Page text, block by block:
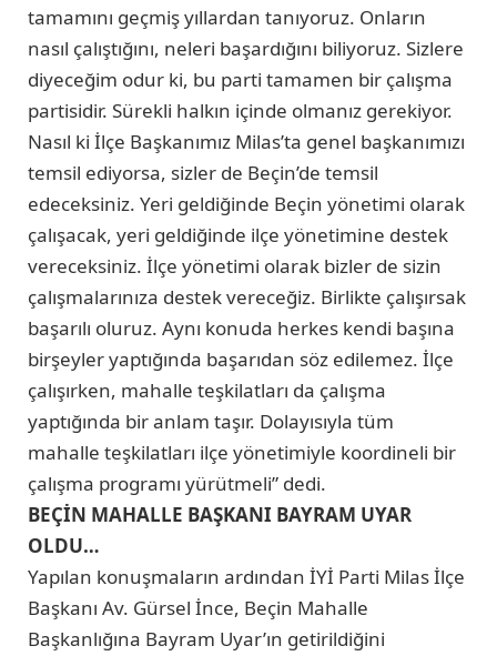
tamamını geçmiş yıllardan tanıyoruz. Onların
nasıl çalıştığını, neleri başardığını biliyoruz. Sizlere
diyeceğim odur ki, bu parti tamamen bir çalışma
partisidir. Sürekli halkın içinde olmanız gerekiyor.
Nasıl ki İlçe Başkanımız Milas’ta genel başkanımızı
temsil ediyorsa, sizler de Beçin’de temsil
edeceksiniz. Yeri geldiğinde Beçin yönetimi olarak
çalışacak, yeri geldiğinde ilçe yönetimine destek
vereceksiniz. İlçe yönetimi olarak bizler de sizin
çalışmalarınıza destek vereceğiz. Birlikte çalışırsak
başarılı oluruz. Aynı konuda herkes kendi başına
birşeyler yaptığında başarıdan söz edilemez. İlçe
çalışırken, mahalle teşkilatları da çalışma
yaptığında bir anlam taşır. Dolayısıyla tüm
mahalle teşkilatları ilçe yönetimiyle koordineli bir
çalışma programı yürütmeli” dedi.
BEÇİN MAHALLE BAŞKANI BAYRAM UYAR
OLDU…
Yapılan konuşmaların ardından İYİ Parti Milas İlçe
Başkanı Av. Gürsel İnce, Beçin Mahalle
Başkanlığına Bayram Uyar’ın getirildiğini